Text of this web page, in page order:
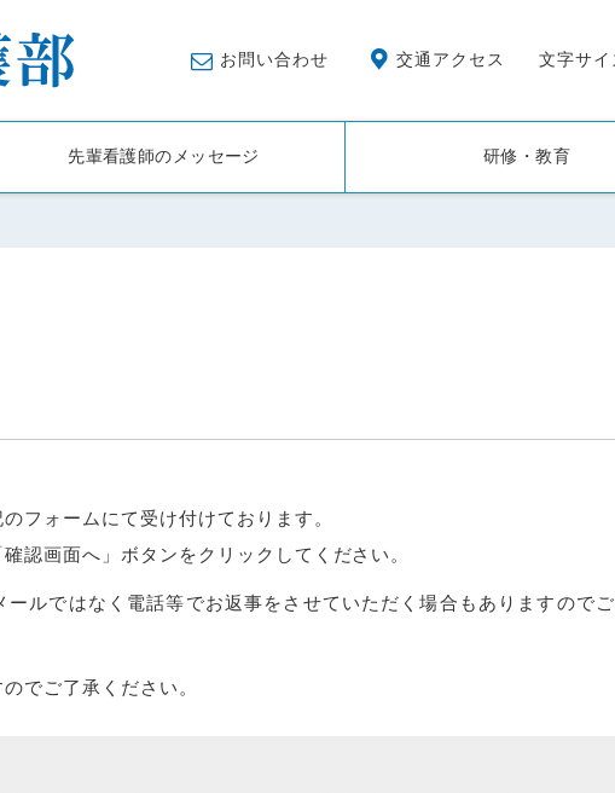
お問い合わせ 交通アクセス 文字サイ
先輩看護師のメッセージ 研修・教育
フォームにて受け付けております。
認画面へ」ボタンをクリックしてください。
ルではなく電話等でお返事をさせていただく場合もありますので
でご了承ください。